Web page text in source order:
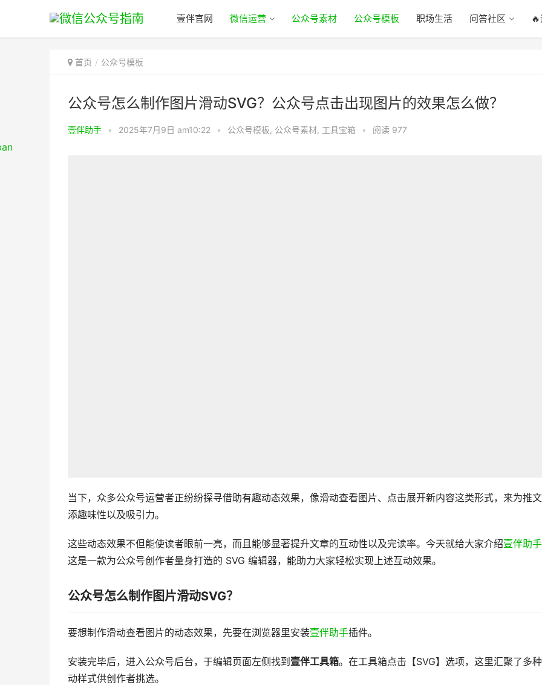
壹伴官网 微信运营 公众号素材 公众号模板 职场生活 问答社区
首页 公众号模板
公众号怎么制作图片滑动SVG？公众号点击出现图片的效果怎么做？
壹伴助手 • 2025年7月9日 am10:22 • 公众号模板, 公众号素材, 工具宝箱 • 阅读 977
当下，众多公众号运营者正纷纷探寻借助有趣动态效果，像滑动查看图片、点击展开新内容这类形式，来为推
添趣味性以及吸引力。
这些动态效果不但能使读者眼前一亮，而且能够显著提升文章的互动性以及完读率。今天就给大家介绍壹伴助手
这是一款为公众号创作者量身打造的 SVG 编辑器，能助力大家轻松实现上述互动效果。
公众号怎么制作图片滑动SVG？
要想制作滑动查看图片的动态效果，先要在浏览器里安装壹伴助手插件。
安装完毕后，进入公众号后台，于编辑页面左侧找到 壹伴工具箱。在工具箱点击【SVG】选项，这里汇聚了多
动样式供创作者挑选。